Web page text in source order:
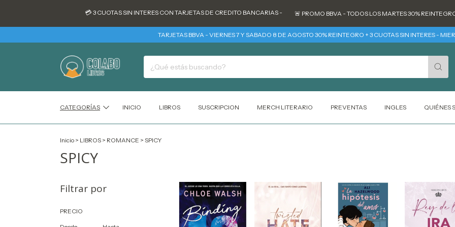
💳 3 CUOTAS SIN INTERES CON TARJETAS DE CREDITO BANCARIAS - 🚨 PROMO BBVA - TODOS LOS MARTES 30% REINTEGRO -
TARJETAS BBVA - VIERNES 7 Y SABADO 8 DE AGOSTO 30% REINTEGRO + 3 CUOTAS SIN INTERES -
CATEGORÍAS INICIO LIBROS SUSCRIPCION MERCH LITERARIO PREVENTAS INGLES QUIÉNES
Inicio > LIBROS > ROMANCE > SPICY
SPICY
Filtrar por
PRECIO